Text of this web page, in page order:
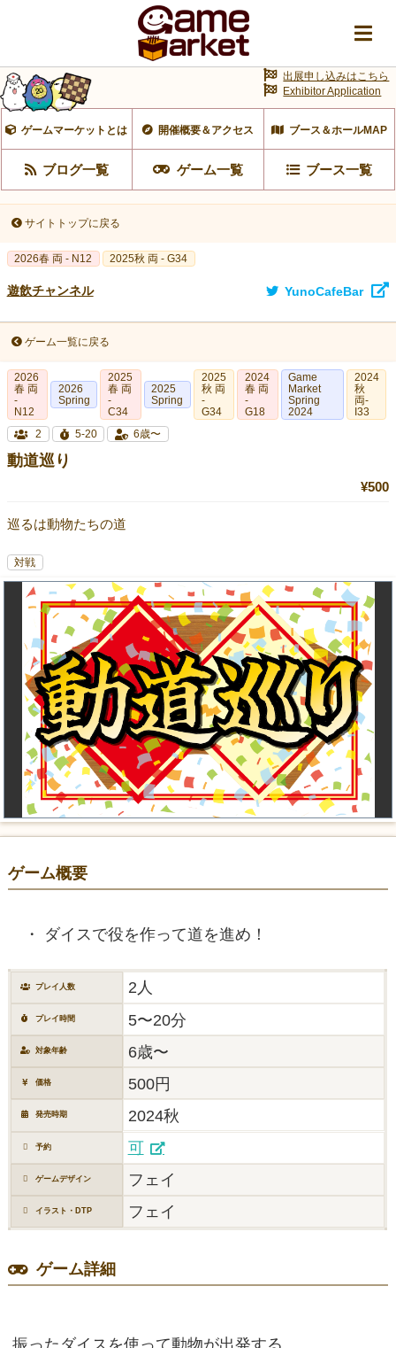
ゲームマーケットとは 開催概要＆アクセス ブース＆ホールMAP
ブログ一覧 ゲーム一覧 ブース一覧
出展申し込みはこちら
Exhibitor Application
サイトトップに戻る
2026春 両 - N12 2025秋 両 - G34
遊飲チャンネル YunoCafeBar
ゲーム一覧に戻る
2026
春 両
-
N12
2026
Spring
2025
春 両
-
C34
2025
Spring
2025
秋 両
-
G34
2024
春 両
-
G18
Game
Market
Spring
2024
2024
秋
両-
I33
2
5-20 6歳〜
動道巡り
¥500
巡るは動物たちの道
対戦
ゲーム概要
ダイスで役を作って道を進め！
プレイ人数 2人
プレイ時間 5〜20分
対象年齢 6歳〜
価格 500円
発売時期 2024秋
予約 可
ゲームデザイン フェイ
イラスト・DTP フェイ
ゲーム詳細